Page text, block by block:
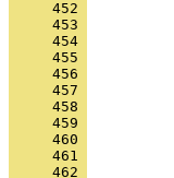
     452
     453
     454
     455
     456
     457
     458
     459
     460
     461
     462